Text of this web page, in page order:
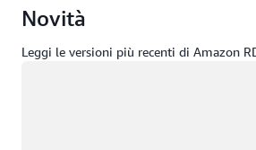
Novità
Leggi le versioni più recenti di Amazon